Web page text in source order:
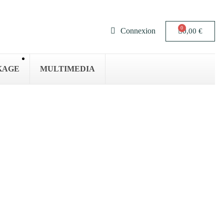
Connexion 0,00 €
MULTIMEDIA